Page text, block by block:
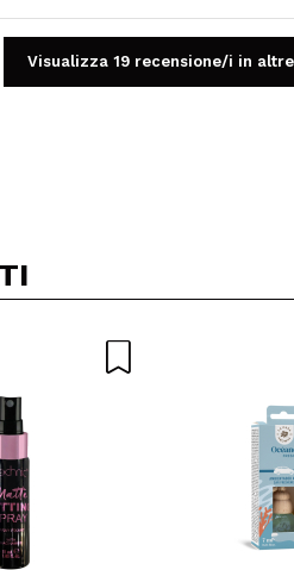
Visualizza 19 recensione/i in